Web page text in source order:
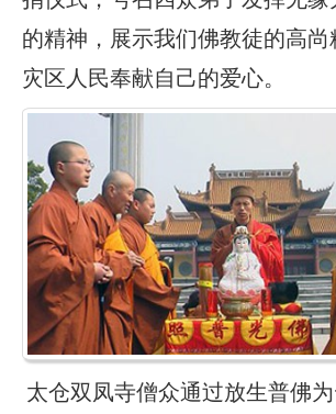
的精神，展示我们佛教徒的高
灾区人民奉献自己的爱心。
太仓双凤寺僧众通过放生普佛